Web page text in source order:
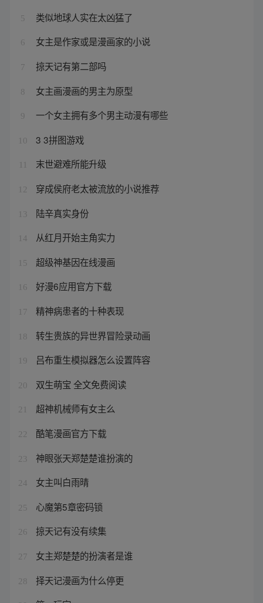
5 类似地球人实在太凶猛了
6 女主是作家或是漫画家的小说
7 掠天记有第二部吗
8 女主画漫画的男主为原型
9 一个女主拥有多个男主动漫有哪些
10 3 3拼图游戏
末世避难所能升级
12 穿成侯府老太被流放的小说推荐
13 陆辛真实身份
14 从红月开始主角实力
15 超级神基因在线漫画
16 好漫6应用官方下载
17 精神病患者的十种表现
18 转生贵族的异世界冒险录动画
19 吕布重生模拟器怎么设置阵容
20 双生萌宝 全文免费阅读
21 超神机械师有女主么
22 酷笔漫画官方下载
23 神眼张天郑楚楚谁扮演的
24 女主叫白雨晴
25 心魔第5章密码锁
26 掠天记有没有续集
27 女主郑楚楚的扮演者是谁
28 择天记漫画为什么停更